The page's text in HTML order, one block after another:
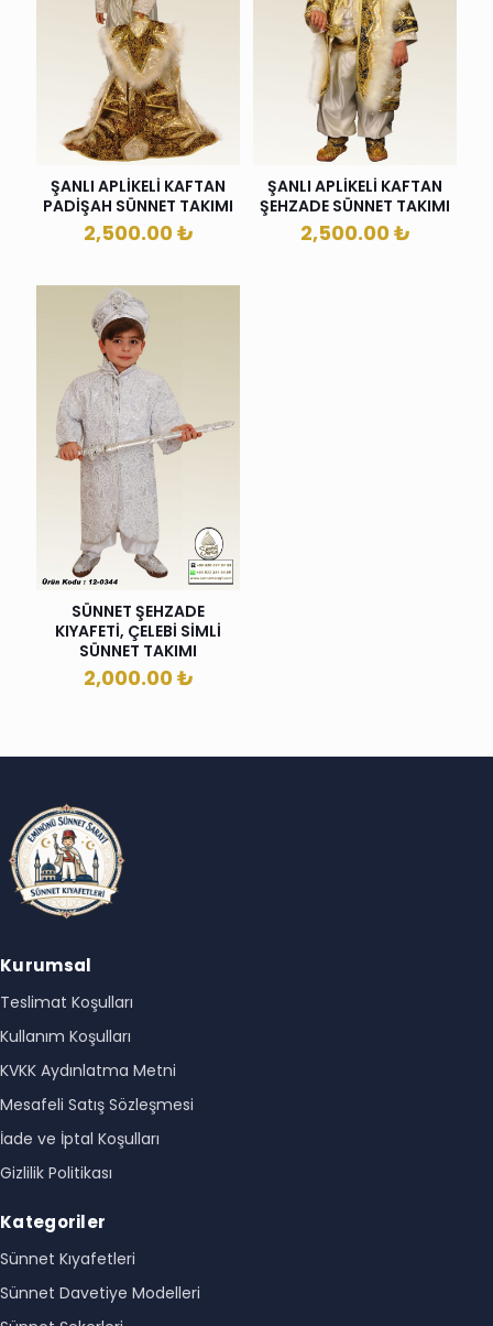
ŞANLI APLİKELİ KAFTAN
PADİŞAH SÜNNET TAKIMI
2,500.00₺
ŞANLI APLİKELİ KAFTAN
ŞEHZADE SÜNNET TAKIMI
2,500.00₺
SÜNNET ŞEHZADE
KIYAFETİ, ÇELEBİ SİMLİ
SÜNNET TAKIMI
2,000.00₺
Kurumsal
Teslimat Koşulları
Kullanım Koşulları
KVKK Aydınlatma Metni
Mesafeli Satış Sözleşmesi
İade ve İptal Koşulları
Gizlilik Politikası
Kategoriler
Sünnet Kıyafetleri
Sünnet Davetiye Modelleri